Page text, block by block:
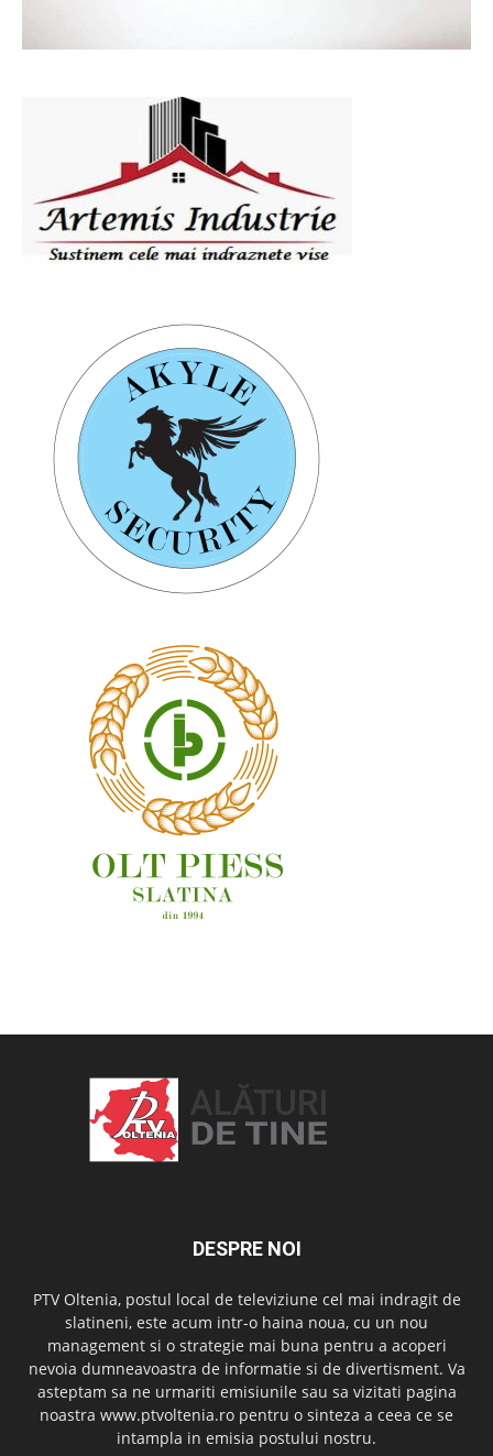
DESPRE NOI
PTV Oltenia, postul local de televiziune cel mai indragit de
slatineni, este acum intr-o haina noua, cu un nou
management si o strategie mai buna pentru a acoperi
nevoia dumneavoastra de informatie si de divertisment. Va
asteptam sa ne urmariti emisiunile sau sa vizitati pagina
noastra www.ptvoltenia.ro pentru o sinteza a ceea ce se
intampla in emisia postului nostru.